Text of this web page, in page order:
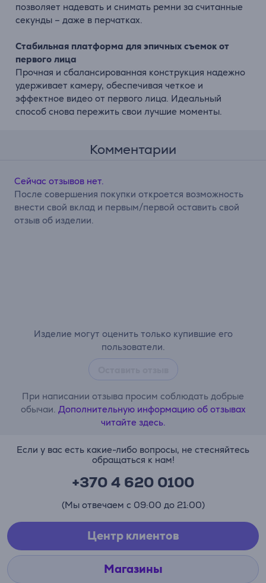
позволяет надевать и снимать ремни за считанные
секунды – даже в перчатках.
Стабильная платформа для эпичных съемок от
первого лица
Прочная и сбалансированная конструкция надежно
удерживает камеру, обеспечивая четкое и
эффектное видео от первого лица. Идеальный
способ снова пережить свои лучшие моменты.
Комментарии
Изделие могут оценить только купившие его
пользователи.
При написании отзыва просим соблюдать добрые
обычаи. Дополнительную информацию об отзывах
читайте здесь.
Сейчас отзывов нет.
После совершения покупки откроется возможность
внести свой вклад и первым/первой оставить свой
отзыв об изделии.
Если у вас есть какие-либо вопросы, не стесняйтесь
обращаться к нам!
+370 4 620 0100
(Мы отвечаем с 09:00 до 21:00)
Центр клиентов
Магазины